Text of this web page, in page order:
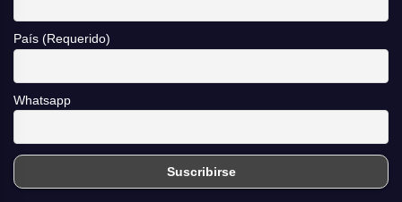
País (Requerido)
Whatsapp